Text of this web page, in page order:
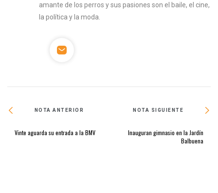
amante de los perros y sus pasiones son el baile, el cine,
la política y la moda.
NOTA ANTERIOR
Vinte aguarda su entrada a la BMV
NOTA SIGUIENTE
Inauguran gimnasio en la Jardín
Balbuena